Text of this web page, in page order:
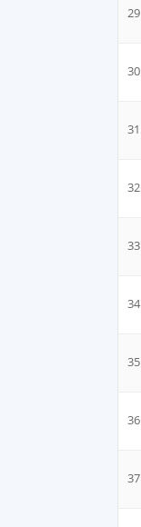
29
30
31
32
33
34
35
36
37